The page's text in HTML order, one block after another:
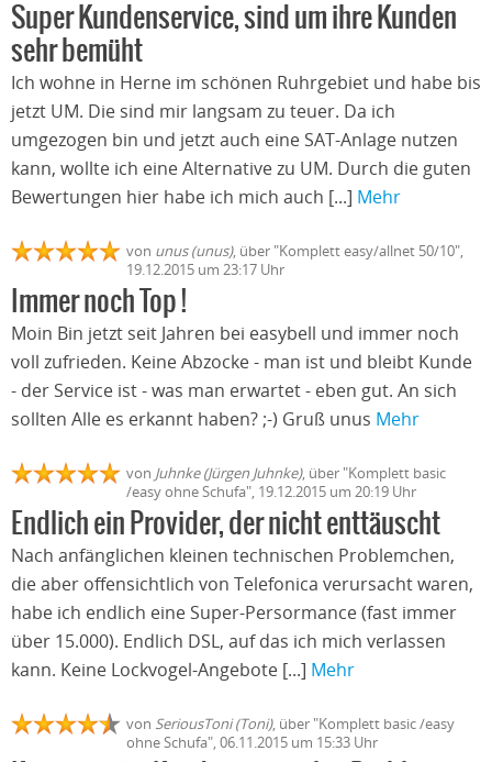
Super Kundenservice, sind um ihre Kunden
sehr bemüht
Ich wohne in Herne im schönen Ruhrgebiet und habe bis
jetzt UM. Die sind mir langsam zu teuer. Da ich
umgezogen bin und jetzt auch eine SAT-Anlage nutzen
kann, wollte ich eine Alternative zu UM. Durch die guten
Bewertungen hier habe ich mich auch [...] Mehr
von unus (unus), über "Komplett easy/allnet 50/10",
19.12.2015 um 23:17 Uhr
Immer noch Top !
Moin Bin jetzt seit Jahren bei easybell und immer noch
voll zufrieden. Keine Abzocke - man ist und bleibt Kunde
- der Service ist - was man erwartet - eben gut. An sich
sollten Alle es erkannt haben? ;-) Gruß unus Mehr
von Juhnke (Jürgen Juhnke), über "Komplett basic
/easy ohne Schufa", 19.12.2015 um 20:19 Uhr
Endlich ein Provider, der nicht enttäuscht
Nach anfänglichen kleinen technischen Problemchen,
die aber offensichtlich von Telefonica verursacht waren,
habe ich endlich eine Super-Persormance (fast immer
über 15.000). Endlich DSL, auf das ich mich verlassen
kann. Keine Lockvogel-Angebote [...] Mehr
von SeriousToni (Toni), über "Komplett basic /easy
ohne Schufa", 06.11.2015 um 15:33 Uhr